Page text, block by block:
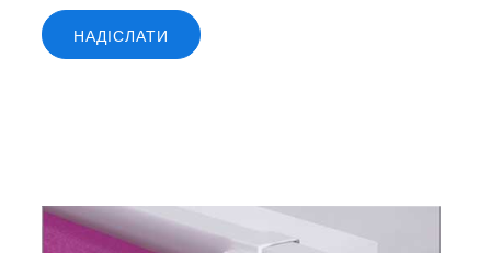
НАДІСЛАТИ